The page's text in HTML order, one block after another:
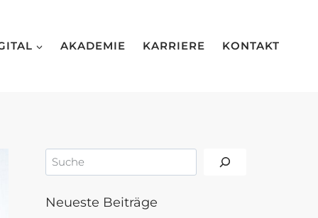
AKADEMIE KARRIERE KONTAKT
Suchen
Neueste Beiträge